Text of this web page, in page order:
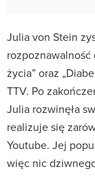
Julia von Stein
życia” oraz
TTV. Po
Julia rozwinęła
realizuje się
Youtube. Jej
więc nic